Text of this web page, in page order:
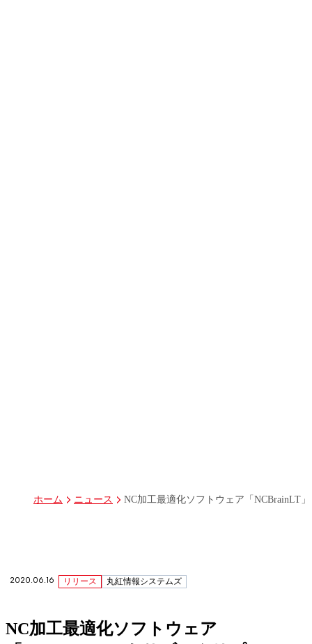
ホーム ニュース NC加工最適化ソフトウェア「NCBrainLT
2020.06.16 リリース 丸紅情報システムズ
NC加工最適化ソフトウェア